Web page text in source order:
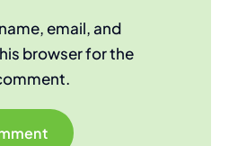
email, and
browser for the